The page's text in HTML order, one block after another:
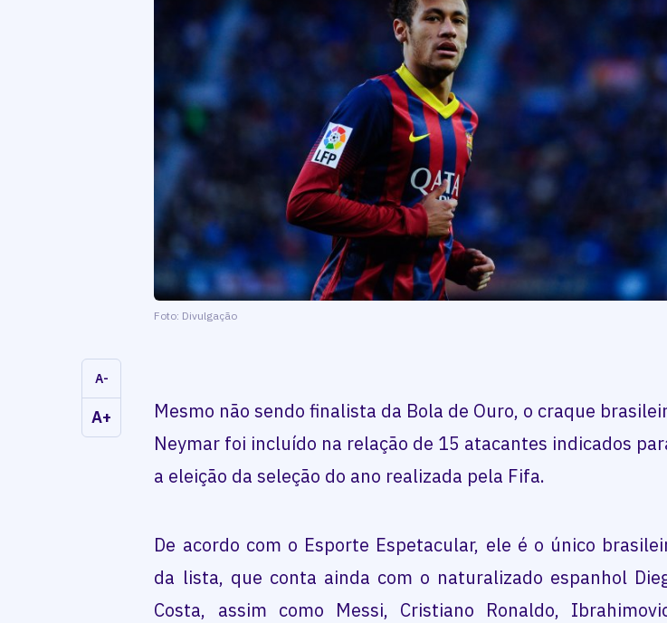
Foto: Divulgação
A-
A+
Mesmo não sendo finalista da Bola de Ouro, o craque
Neymar foi incluído na relação de 15 atacantes indicados
a eleição da seleção do ano realizada pela Fifa.
De acordo com o Esporte Espetacular, ele é o único
da lista, que conta ainda com o naturalizado espanhol
Costa, assim como Messi, Cristiano Ronaldo,